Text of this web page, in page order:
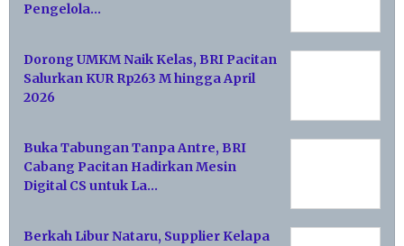
Pengelola…
Dorong UMKM Naik Kelas, BRI Pacitan
Salurkan KUR Rp263 M hingga April
2026
Buka Tabungan Tanpa Antre, BRI
Cabang Pacitan Hadirkan Mesin
Digital CS untuk La…
Berkah Libur Nataru, Supplier Kelapa